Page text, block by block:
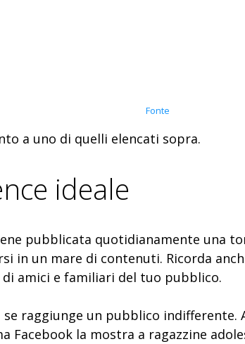
Fonte
a uno di quelli elencati sopra.
ideale
pubblicata quotidianamente una
in un mare di contenuti. Ricorda
amici e familiari del tuo pubblico.
raggiunge un pubblico indifferente.
Facebook la mostra a ragazzine